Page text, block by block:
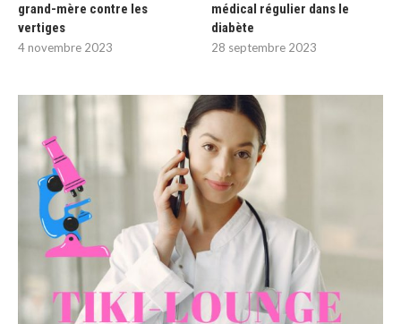
grand-mère contre les
vertiges
4 novembre 2023
médical régulier dans le
diabète
28 septembre 2023